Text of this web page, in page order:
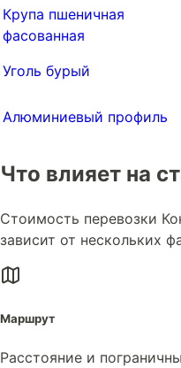
Крупа пшеничная
фасованная
Уголь бурый
Алюминиевый профиль
Что влияет на
Стоимость перевозки
зависит от нескольких
Маршрут
Расстояние и